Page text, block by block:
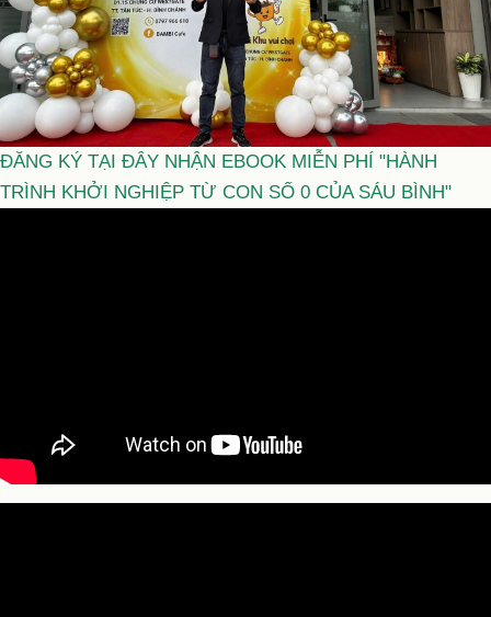
ĐĂNG KÝ TẠI ĐÂY NHẬN EBOOK MIỄN PHÍ "HÀNH
TRÌNH KHỞI NGHIỆP TỪ CON SỐ 0 CỦA SÁU BÌNH"